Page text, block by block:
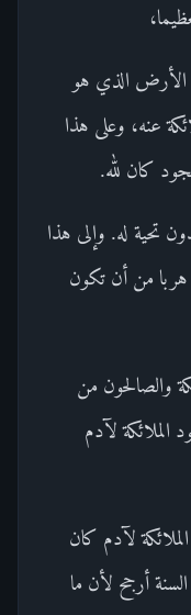
الأرض الذي هو
عنه، وعلى هذا
كان لله.
تحية له. وإلى هذا
هربا من أن تكون
والصالحون من
الملائكة لآدم
لآدم كان
أرجح لأن ما